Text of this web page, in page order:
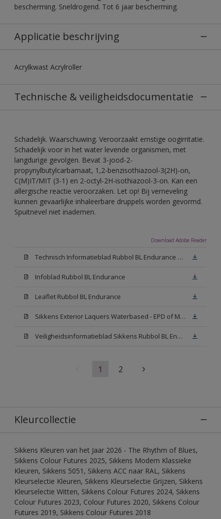
bescherming. Sneldrogend. Tot 6 jaar bescherming.
Applicatie beschrijving
Acrylkwast Acrylroller
Technische & veiligheidsdocumentatie
Schadelijk. Waarschuwing. Veroorzaakt ernstige oogirritatie.
Schadelijk voor in het water levende organismen, met
langdurige gevolgen. Bevat 3-jood-2-
propynylbutylcarbamaat, 1,2-benzisothiazool-3(2H)-on,
C(M)IT/MIT (3-1) en 2-octyl-2H-isothiazool-3-on. Kan een
allergische reactie veroorzaken. Let op! Bij verneveling
kunnen gevaarlijke inhaleerbare druppels worden gevormd.
Spuitnevel niet inademen.
Download Adobe Reader
Technisch Informatieblad Rubbol BL Endurance HG (PDF)
Infoblad Rubbol BL Endurance
Leaflet Rubbol BL Endurance
Sikkens Exterior Laquers Waterbased - EPD of Milieuproductverklaring
Veiligheidsinformatieblad Sikkens Rubbol BL Endurance High Gloss N00 (MSDS)
1 2
Kleurcollectie
Sikkens Kleuren van het Jaar 2026 - The Rhythm of Blues,
Sikkens Colour Futures 2025, Sikkens Modern Klassieke
Kleuren, Sikkens 5051, Sikkens ACC naar RAL, Sikkens
Kleurselectie Kleuren, Sikkens Kleurselectie Grijzen, Sikkens
Kleurselectie Witten, Sikkens Colour Futures 2024, Sikkens
Colour Futures 2023, Colour Futures 2020, Sikkens Colour
Futures 2019, Sikkens Colour Futures 2018